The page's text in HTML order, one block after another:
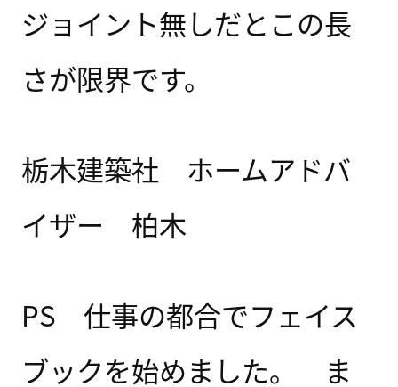
ジョイント無しだとこの長
さが限界です。
栃木建築社 ホームアドバ
イザー 柏木
PS 仕事の都合でフェイス
ブックを始めました。 ま